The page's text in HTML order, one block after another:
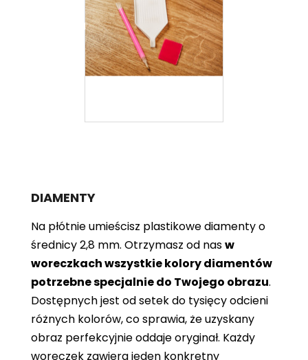
DIAMENTY
Na płótnie umieścisz plastikowe diamenty o
średnicy 2,8 mm. Otrzymasz od nasw
woreczkach wszystkie kolory diamentów
potrzebne specjalnie do Twojego obrazu.
Dostępnych jest od setek do tysięcy odcieni
różnych kolorów, co sprawia, że ​​uzyskany
obraz perfekcyjnie oddaje oryginał. Każdy
woreczek zawiera jeden konkretny